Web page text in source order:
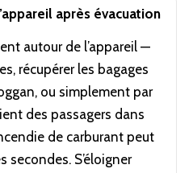
après évacuation
autour de l’appareil —
récupérer les bagages
ou simplement par
des passagers dans
de carburant peut
secondes. S’éloigner